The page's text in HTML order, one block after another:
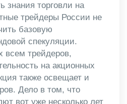
знания торговли на
трейдеры России не
базовую
спекуляции.
трейдеров,
на акционных
также освещает и
Дело в том, что
вот уже несколько лет